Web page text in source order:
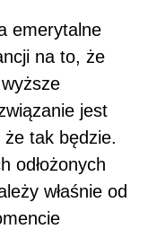
emerytalne
na to, że
jest
tak będzie.
odłożonych
właśnie od